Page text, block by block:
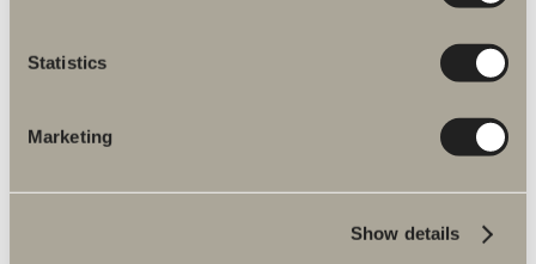
Statistics
Marketing
Show details
Nyheter till badrummet